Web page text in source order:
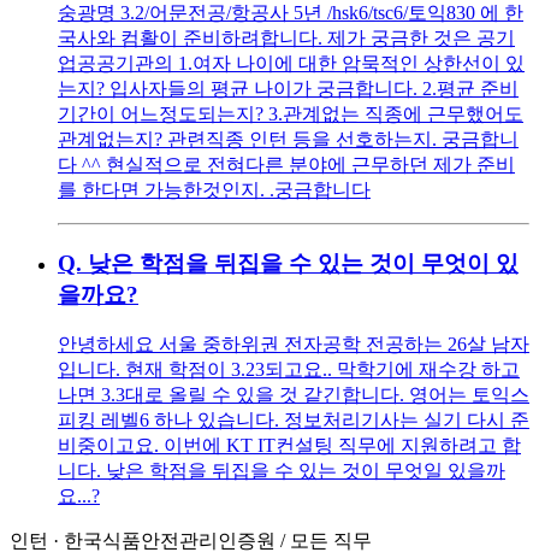
숭광명 3.2/어문전공/항공사 5년 /hsk6/tsc6/토익830 에 한
국사와 컴활이 준비하려합니다. 제가 궁금한 것은 공기
업공공기관의 1.여자 나이에 대한 암묵적인 상한선이 있
는지? 입사자들의 평균 나이가 궁금합니다. 2.평균 준비
기간이 어느정도되는지? 3.관계없는 직종에 근무했어도
관계없는지? 관련직종 인턴 등을 선호하는지. 궁금합니
다 ^^ 현실적으로 전혀다른 분야에 근무하던 제가 준비
를 한다면 가능한것인지. .궁금합니다
Q. 낮은 학점을 뒤집을 수 있는 것이 무엇이 있
을까요?
안녕하세요 서울 중하위권 전자공학 전공하는 26살 남자
입니다. 현재 학점이 3.23되고요.. 막학기에 재수강 하고
나면 3.3대로 올릴 수 있을 것 같긴합니다. 영어는 토익스
피킹 레벨6 하나 있습니다. 정보처리기사는 실기 다시 준
비중이고요. 이번에 KT IT컨설팅 직무에 지원하려고 합
니다. 낮은 학점을 뒤집을 수 있는 것이 무엇일 있을까
요...?
인턴 · 한국식품안전관리인증원 / 모든 직무